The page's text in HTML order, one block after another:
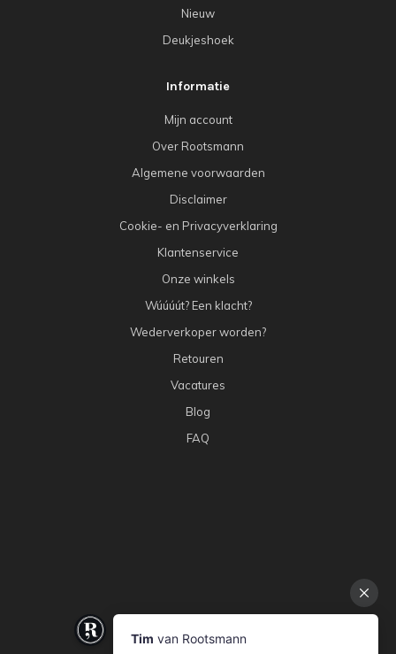
Nieuw
Deukjeshoek
Informatie
Mijn account
Over Rootsmann
Algemene voorwaarden
Disclaimer
Cookie- en Privacyverklaring
Klantenservice
Onze winkels
Wúúúút? Een klacht?
Wederverkoper worden?
Retouren
Vacatures
Blog
FAQ